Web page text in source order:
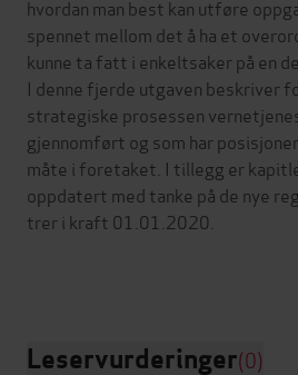
hvordan man best kan utføre
spennet mellom det å ha et
kunne ta fatt i enkeltsaker på en
I denne fjerde utgaven beskriver
strategiske prosessen
gjennomført og som har
måte i foretaket. I tillegg er
oppdatert med tanke på de nye
trer i kraft 01.01.2020.
Leservurderinger(0)